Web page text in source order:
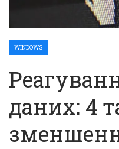
WINDOWS
даних: 4